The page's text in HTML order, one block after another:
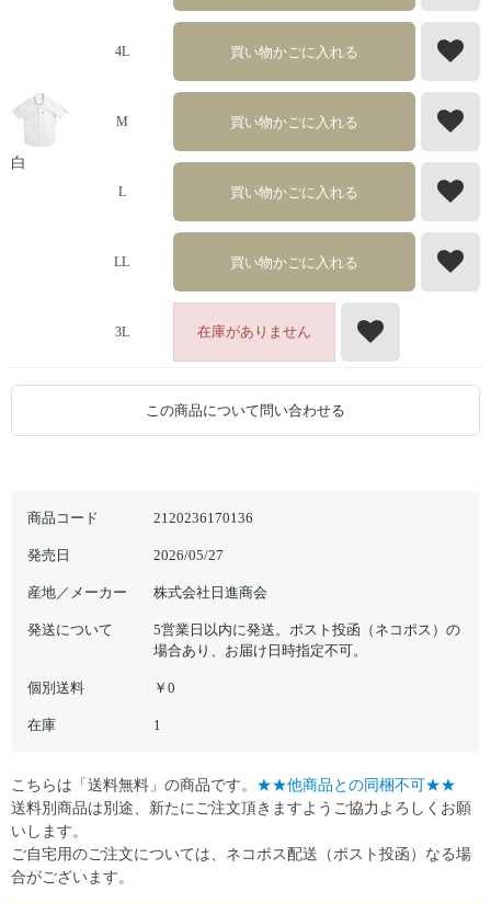
商品コード 2120236170136
発売日 2026/05/27
産地／メーカー 株式会社日進商会
発送について
5営業日以内に発送。ポスト投函（ネコポス）の
場合あり、お届け日時指定不可。
個別送料 ￥0
在庫 1
4L 買い物かごに入れる
白
M 買い物かごに入れる
L 買い物かごに入れる
LL 買い物かごに入れる
3L 在庫がありません
この商品について問い合わせる
こちらは「送料無料」の商品です。 ★★他商品との同梱不可★★
送料別商品は別途、新たにご注文頂きますようご協力よろしくお願
いします。
ご自宅用のご注文については、ネコポス配送（ポスト投函）なる場
合がございます。